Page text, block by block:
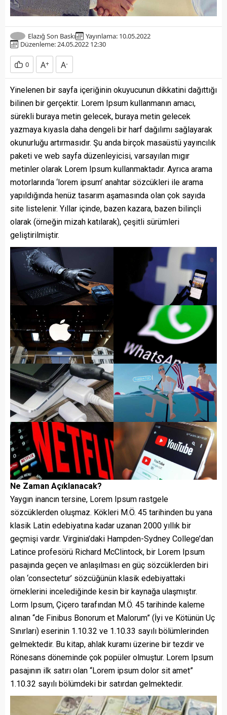
Elazığ Son Baskı
Yayınlama: 10.05.2022
Düzenleme: 24.05.2022 12:30
0 A+ A-
Yinelenen bir sayfa içeriğinin okuyucunun dikkatini dağıttığı
bilinen bir gerçektir. Lorem Ipsum kullanmanın amacı,
sürekli buraya metin gelecek, buraya metin gelecek
yazmaya kıyasla daha dengeli bir harf dağılımı sağlayarak
okunurluğu artırmasıdır. Şu anda birçok masaüstü yayıncılık
paketi ve web sayfa düzenleyicisi, varsayılan mıgır
metinler olarak Lorem Ipsum kullanmaktadır. Ayrıca arama
motorlarında ‘lorem ipsum’ anahtar sözcükleri ile arama
yapıldığında henüz tasarım aşamasında olan çok sayıda
site listelenir. Yıllar içinde, bazen kazara, bazen bilinçli
olarak (örneğin mizah katılarak), çeşitli sürümleri
geliştirilmiştir.
Ne Zaman Açıklanacak?
Yaygın inancın tersine, Lorem Ipsum rastgele
sözcüklerden oluşmaz. Kökleri M.Ö. 45 tarihinden bu yana
klasik Latin edebiyatına kadar uzanan 2000 yıllık bir
geçmişi vardır. Virginia’daki Hampden-Sydney College’dan
Latince profesörü Richard McClintock, bir Lorem Ipsum
pasajında geçen ve anlaşılması en güç sözcüklerden biri
olan ‘consectetur’ sözcüğünün klasik edebiyattaki
örneklerini incelediğinde kesin bir kaynağa ulaşmıştır.
Lorm Ipsum, Çiçero tarafından M.Ö. 45 tarihinde kaleme
alınan “de Finibus Bonorum et Malorum” (İyi ve Kötünün Uç
Sınırları) eserinin 1.10.32 ve 1.10.33 sayılı bölümlerinden
gelmektedir. Bu kitap, ahlak kuramı üzerine bir tezdir ve
Rönesans döneminde çok popüler olmuştur. Lorem Ipsum
pasajının ilk satırı olan “Lorem ipsum dolor sit amet”
1.10.32 sayılı bölümdeki bir satırdan gelmektedir.